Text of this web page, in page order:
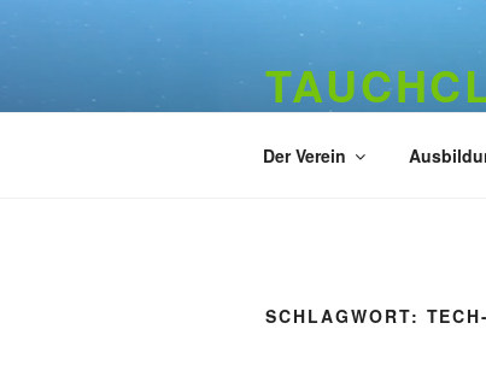
Der Verein
SCHLAGWORT: